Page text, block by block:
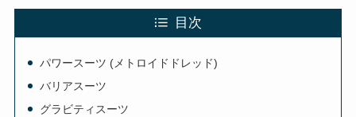
目次
パワースーツ (メトロイドドレッド)
バリアスーツ
グラビティスーツ